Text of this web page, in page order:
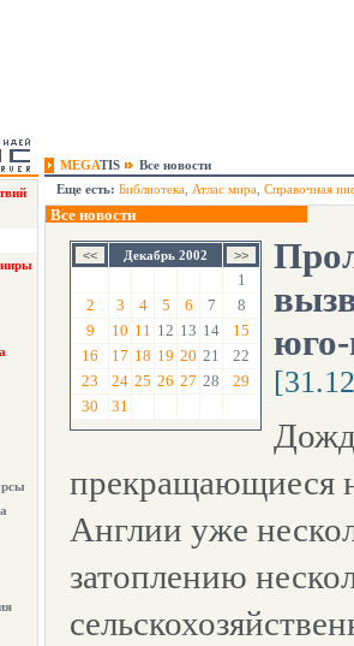
MEGATIS
Все новости
Еще есть: Библиотека Атлас мира Справочная
Все новости
Декабрь 2002
1
2
3 4 5 6 7
8
9
10 11 12 13 14
15
16
17 18 19 20 21
22
23
24 25 26 27 28
29
30
31
прекращающиеся
Англии уже
затоплению